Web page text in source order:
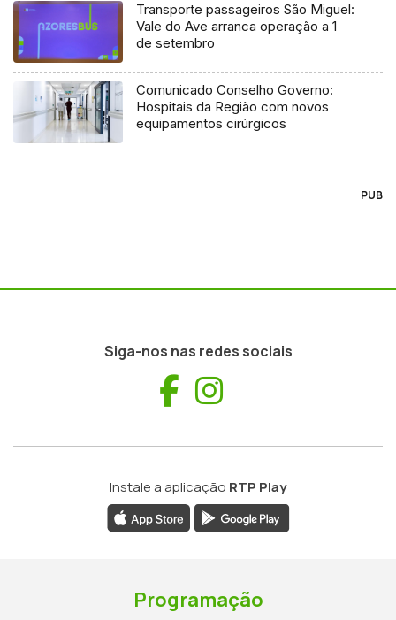
Transporte passageiros São Miguel:
Vale do Ave arranca operação a 1
de setembro
Comunicado Conselho Governo:
Hospitais da Região com novos
equipamentos cirúrgicos
PUB
Siga-nos nas redes sociais
Facebook
Instale a aplicação RTP Play
Programação